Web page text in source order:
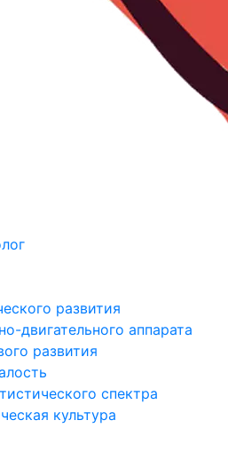
развития
двигательного аппарата
развития
спектра
культура